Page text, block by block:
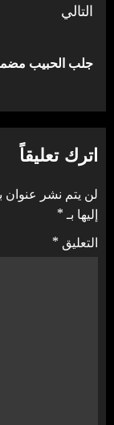
التالي
المقالة
جلب الحبيب
اترك تعليقاً
لن يتم نشر عنوان
إليها بـ*
التعليق *